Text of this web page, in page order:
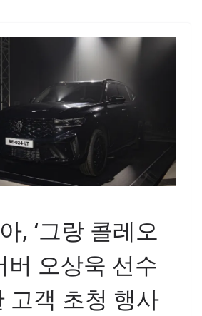
, ‘그랑 콜레오
버 오상욱 선수
고객 초청 행사